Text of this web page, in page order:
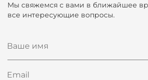
Мы свяжемся с вами в ближайшее
все интересующие вопросы.
Ваше имя
Email